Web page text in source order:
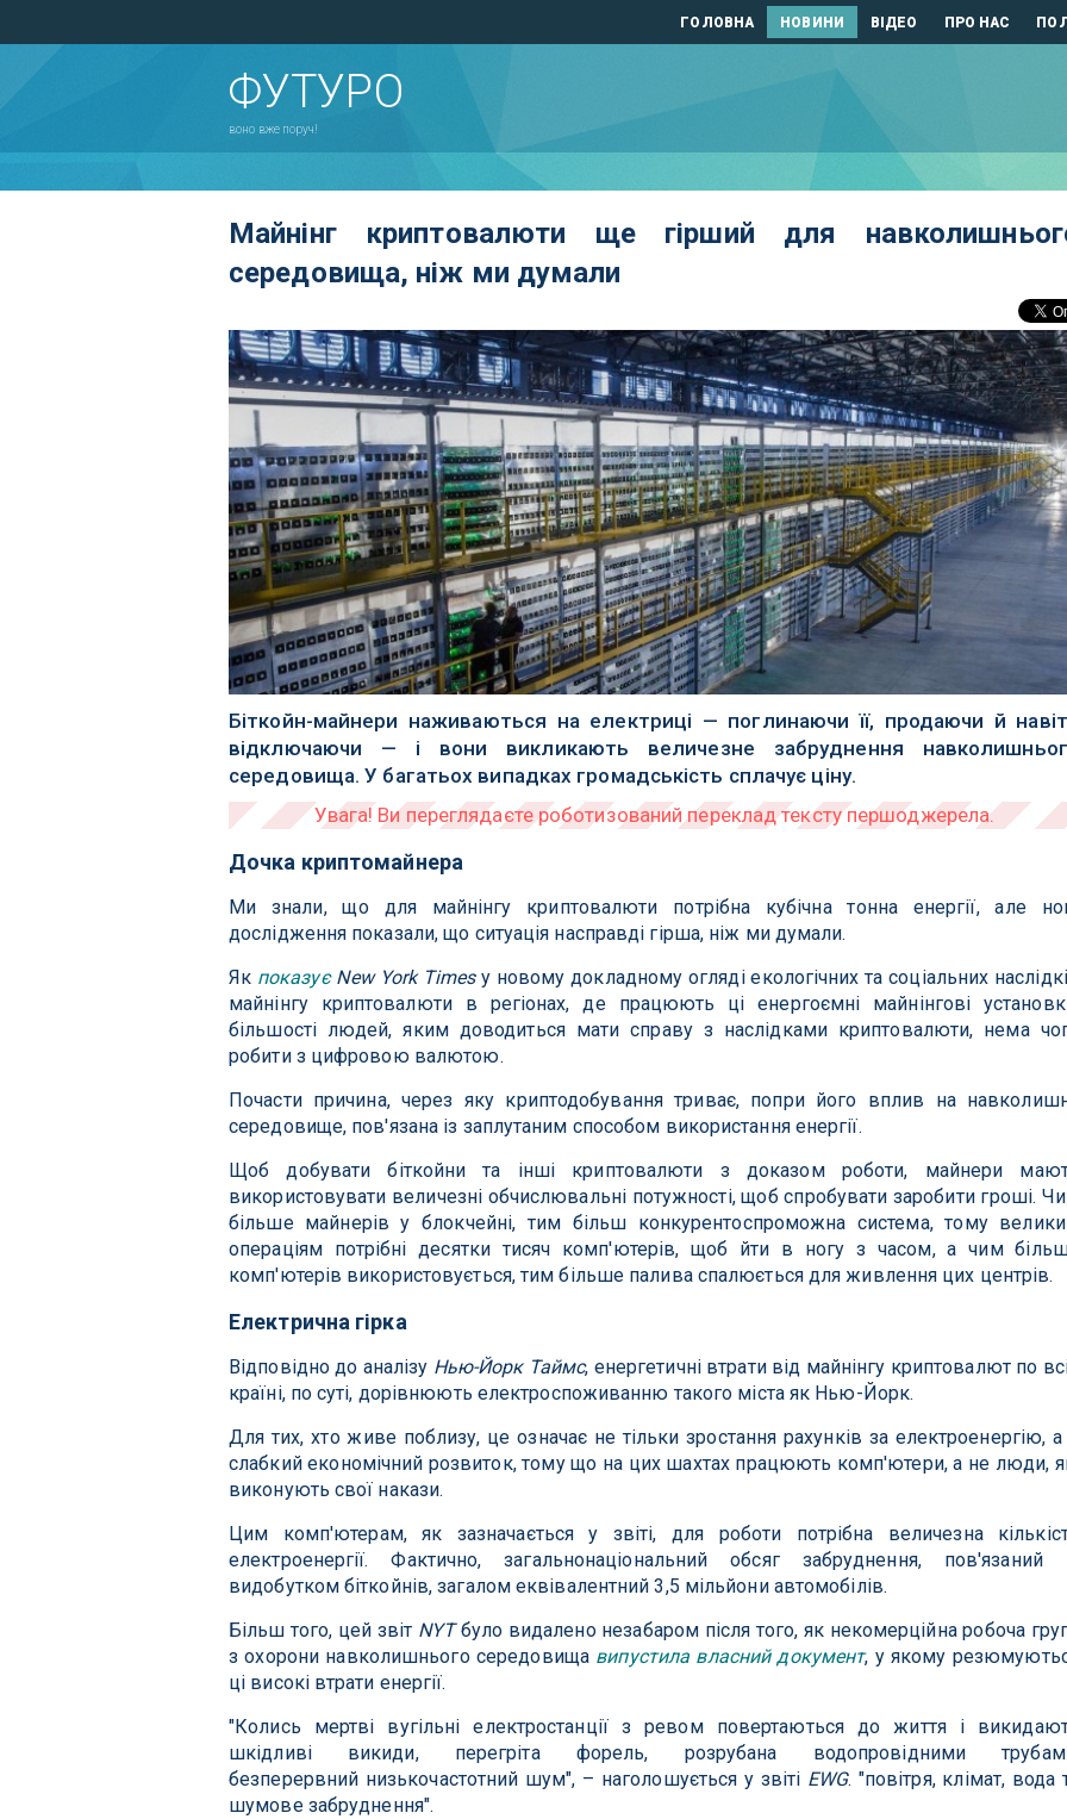
ГОЛОВНА НОВИНИ ВІДЕО ПРО НАС
ФУТУРО
воно вже поруч!
Майнінг криптовалюти ще гірший для
середовища, ніж ми думали
Біткойн-майнери наживаються на електриці — поглинаючи її, продаючи й
відключаючи — і вони викликають величезне забруднення
середовища. У багатьох випадках громадськість сплачує ціну.
Дочка криптомайнера
Ми знали, що для майнінгу криптовалюти потрібна кубічна тонна енергії, але
дослідження показали, що ситуація насправді гірша, ніж ми думали.
Як показує New York Timesу новому докладному огляді екологічних та соціальних
майнінгу криптовалюти в регіонах, де працюють ці енергоємні майнінгові
більшості людей, яким доводиться мати справу з наслідками криптовалюти, нема
робити з цифровою валютою.
Почасти причина, через яку криптодобування триває, попри його вплив на
середовище, пов'язана із заплутаним способом використання енергії.
Щоб добувати біткойни та інші криптовалюти з доказом роботи, майнери
використовувати величезні обчислювальні потужності, щоб спробувати заробити гроші.
більше майнерів у блокчейні, тим більш конкурентоспроможна система, тому
операціям потрібні десятки тисяч комп'ютерів, щоб йти в ногу з часом, а чим
комп'ютерів використовується, тим більше палива спалюється для живлення цих центрів.
Електрична гірка
Відповідно до аналізу Нью-Йорк Таймс, енергетичні втрати від майнінгу криптовалют по
країні, по суті, дорівнюють електроспоживанню такого міста як Нью-Йорк.
Для тих, хто живе поблизу, це означає не тільки зростання рахунків за електроенергію,
слабкий економічний розвиток, тому що на цих шахтах працюють комп'ютери, а не люди,
виконують свої накази.
Цим комп'ютерам, як зазначається у звіті, для роботи потрібна величезна
електроенергії. Фактично, загальнонаціональний обсяг забруднення, пов'язаний
видобутком біткойнів, загалом еквівалентний 3,5 мільйони автомобілів.
Більш того, цей звіт NYTбуло видалено незабаром після того, як некомерційна робоча
з охорони навколишнього середовища випустила власний документ, у якому
ці високі втрати енергії.
"Колись мертві вугільні електростанції з ревом повертаються до життя і
шкідливі викиди, перегріта форель, розрубана водопровідними
безперервний низькочастотний шум", – наголошується у звіті EWG. "повітря, клімат, вода
шумове забруднення".